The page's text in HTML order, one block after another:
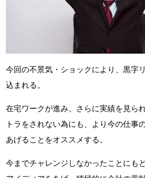
今回の不景気・ショックにより、黒字
込まれる。
在宅ワークが進み、さらに実績を見ら
トラをされない為にも、より今の仕事
あげることをオススメする。
今までチャレンジしなかったことにも